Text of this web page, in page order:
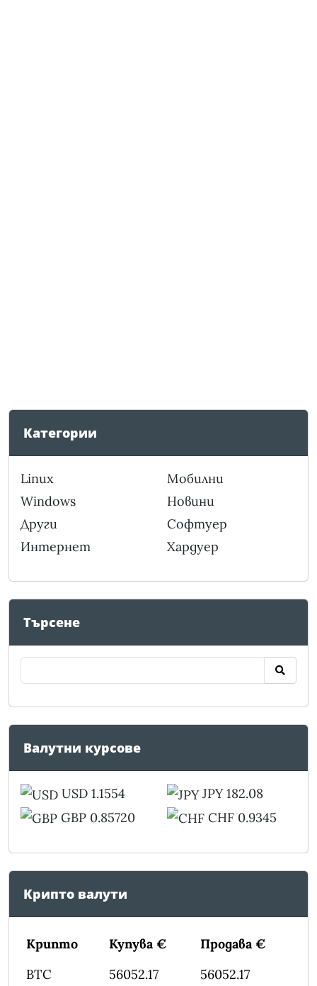
Категории
Linux
Windows
Други
Интернет
Мобилни
Новини
Софтуер
Хардуер
Търсене
Валутни курсове
USD 1.1554
GBP 0.85720
JPY 182.08
CHF 0.9345
Крипто валути
Крипто Купува €
Продава €
BTC
56052.17
56052.17